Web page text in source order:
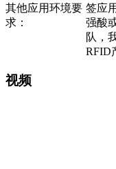
其他应用环境要
求：
签应
强酸
队，
RFID
视频